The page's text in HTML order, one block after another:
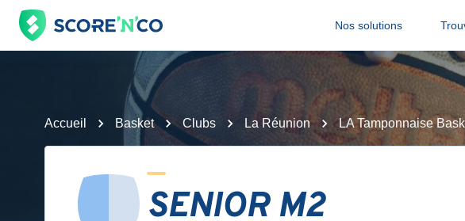
Nos solutions
Accueil Basket Clubs La Réunion LA Tamponnaise
SENIOR M2